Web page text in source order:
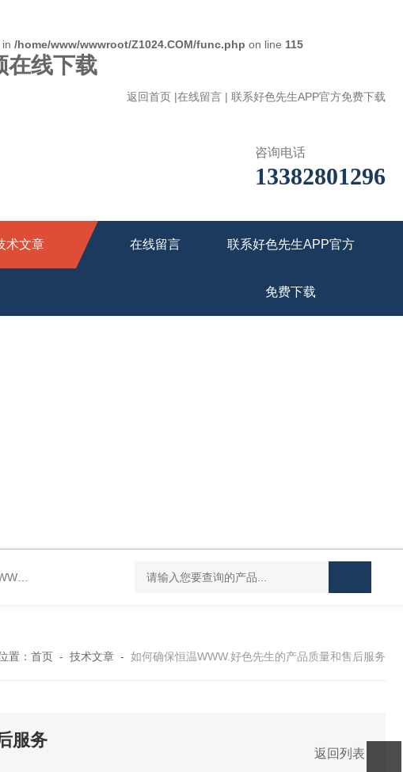
/home/www/wwwroot/Z1024.COM/func.php on line 115
在线下载
返回首页 |在线留言 | 联系好色先生APP官方免费下载
咨询电话
13382801296
术文章 在线留言 联系好色先生APP官方
免费下载
生 DC-20L低温恒温水浴 HY-100L大容量恒温油浴锅
置： 首页 - 技术文章 - 如何确保恒温WWW.好色先生的产品质量和售后服务
服务
返回列表